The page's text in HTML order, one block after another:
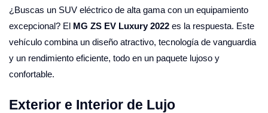
¿Buscas un SUV eléctrico de alta gama con un equipamiento
excepcional? El MG ZS EV Luxury 2022 es la respuesta. Este
vehículo combina un diseño atractivo, tecnología de vanguardia
y un rendimiento eficiente, todo en un paquete lujoso y
confortable.
Exterior e Interior de Lujo